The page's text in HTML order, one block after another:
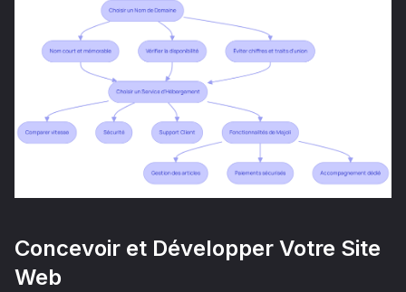
Concevoir et Développer Votre Site
Web